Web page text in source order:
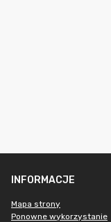
INFORMACJE
Mapa strony
Ponowne wykorzystanie